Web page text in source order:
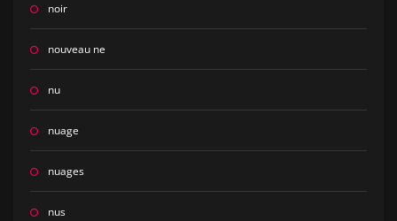
noir
nouveau ne
nu
nuage
nuages
nus